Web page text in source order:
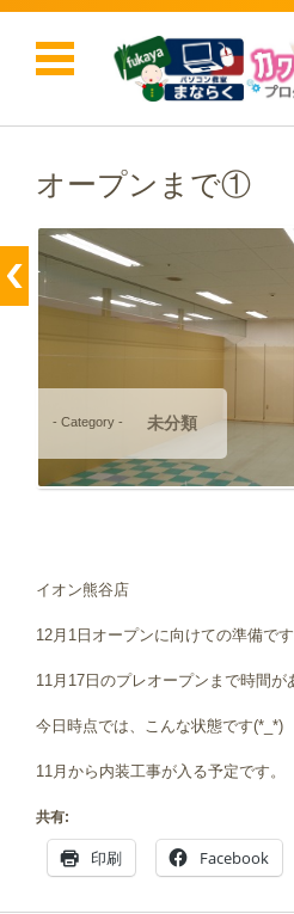
コンテンツに移動
オープンまで①
- Category - 未分類
イオン熊谷店
12月1日オープンに向けての準備です
11月17日のプレオープンまで時間が
今日時点では、こんな状態です(*_*)
11月から内装工事が入る予定です。
共有:
印刷 Facebook